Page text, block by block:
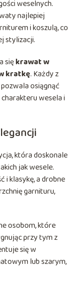
weselnych.
najlepiej
i koszulą, co
stylizacji.
siękrawat w
kratkę. Każdy z
osiągnąć
wesela i
która doskonale
jak wesele.
i klasykę, a drobne
garnituru,
osobom, które
przy tym z
się w
lub szarym,